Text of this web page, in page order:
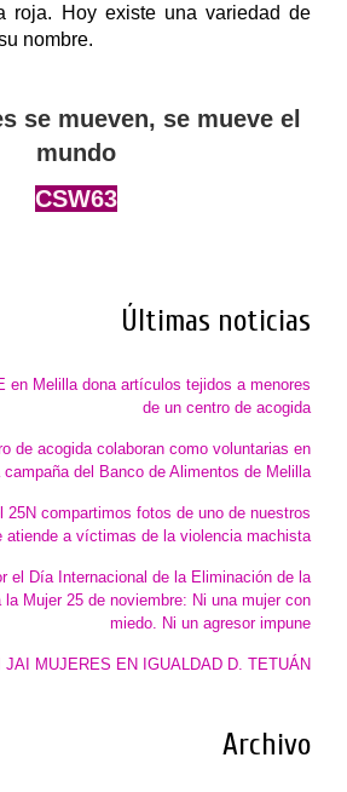
roja. Hoy existe una variedad de
nombre.
se mueven, se mueve el
mundo
CSW63
Últimas noticias
en Melilla dona artículos tejidos a menores
de un centro de acogida
de acogida colaboran como voluntarias en
campaña del Banco de Alimentos de Melilla
25N compartimos fotos de uno de nuestros
atiende a víctimas de la violencia machista
el Día Internacional de la Eliminación de la
Mujer 25 de noviembre: Ni una mujer con
miedo. Ni un agresor impune
JAI MUJERES EN IGUALDAD D. TETUÁN
Archivo